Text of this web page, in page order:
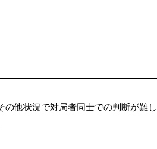
の他状況で対局者同士での判断が難し